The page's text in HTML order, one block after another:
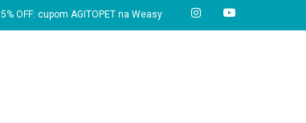
5% OFF: cupom AGITOPET na Weasy